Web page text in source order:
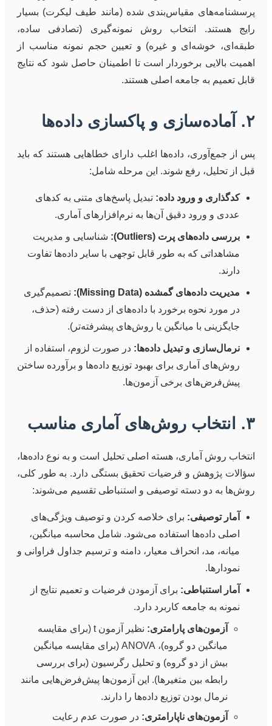
پرسشنامه‌های مقیاس‌بندی شده (مانند طیف لیکرت) بسیار
رایج هستند. انتخاب روش نمونه‌گیری (تصادفی ساده،
طبقه‌ای، خوشه‌ای و غیره) و تعیین حجم نمونه مناسب از
اهمیت بالایی برخوردار است تا اطمینان حاصل شود که نتایج
قابل تعمیم به جامعه اصلی هستند.
۲. آماده‌سازی و پاکسازی داده‌ها
پس از جمع‌آوری، داده‌ها اغلب دارای خطاهایی هستند که باید
قبل از تحلیل، رفع شوند. این مرحله شامل:
کدگذاری و ورود داده: تبدیل پاسخ‌های متنی به کدهای
عددی و ورود دقیق آن‌ها به نرم‌افزارهای آماری.
بررسی داده‌های پرت (Outliers):
شناسایی و مدیریت
مشاهداتی که به طور قابل توجهی با سایر داده‌ها تفاوت
دارند.
مدیریت داده‌های گمشده (Missing Data):
تصمیم‌گیری
در مورد نحوه برخورد با داده‌های از دست رفته (حذف،
جایگزینی با میانگین یا روش‌های پیشرفته‌تر).
نرمال‌سازی و تبدیل داده‌ها: در صورت لزوم، استفاده از
روش‌های آماری برای بهبود توزیع داده‌ها و برآورده ساختن
پیش‌فرض‌های برخی آزمون‌ها.
۳. انتخاب روش‌های آماری مناسب
انتخاب روش آماری، هسته اصلی تحلیل است و به نوع داده‌ها،
سؤالات پژوهش و فرضیات تحقیق بستگی دارد. به طور کلی،
روش‌ها به دو دسته توصیفی و استنباطی تقسیم می‌شوند:
آمار توصیفی: برای خلاصه کردن و توصیف ویژگی‌های
اصلی داده‌ها استفاده می‌شود. شامل محاسبه میانگین،
میانه، مد، انحراف معیار، دامنه و ترسیم جداول فراوانی و
نمودارها.
آمار استنباطی: برای آزمودن فرضیات و تعمیم نتایج از
نمونه به جامعه کاربرد دارد.
آزمون‌های پارامتری:
نظیر آزمون t (برای مقایسه
میانگین دو گروه)، ANOVA (برای مقایسه میانگین
بیش از دو گروه) و تحلیل رگرسیون (برای بررسی
رابطه بین متغیرها). این آزمون‌ها پیش‌فرض‌هایی مانند
نرمال بودن توزیع داده‌ها را دارند.
آزمون‌های ناپارامتری: در صورت عدم رعایت